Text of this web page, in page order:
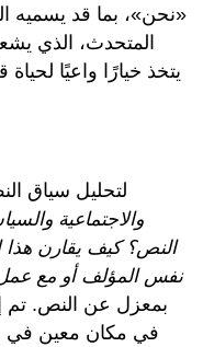
«نحن»، بما قد يسميه
المتحدث، الذي
يتخذ خيارًا واعيًا
لتحليل سياق
والاجتماعية
النص؟ كيف يقارن
نفس المؤلف أو مع
بمعزل عن النص. تم
في مكان معين في